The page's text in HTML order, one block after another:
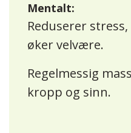
Mentalt:
Reduserer
øker velvære.
Regelmessig
kropp og sinn.